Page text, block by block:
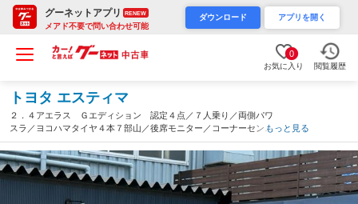
グーネットアプリ RENEW
メアド不要で問い合わせ可能
ダウンロード アプリを開く
0
お気に入り 閲覧履歴
トヨタ エスティマ
２．４アエラス Ｇエディション 認定４点／７人乗り／両側パワ
スラ／ヨコハマタイヤ４本７部山／後席モニター／コーナーセンサ
ー／ＥＴＣ／ナビ／フルセグＴＶ／ＣＤ／ＤＶＤ／保証１年／新品
バッテリー／認定車（埼玉県）
もっと見る